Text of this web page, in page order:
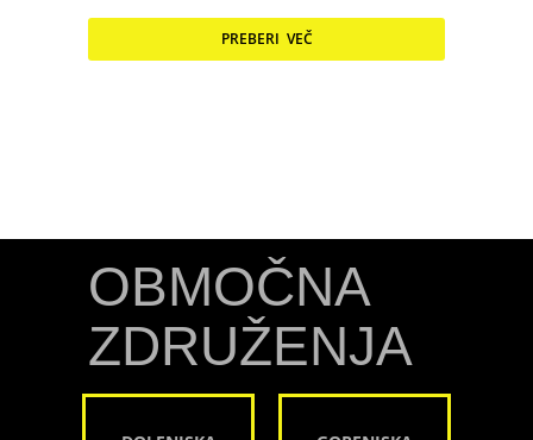
PREBERI VEČ
OBMOČNA
ZDRUŽENJA